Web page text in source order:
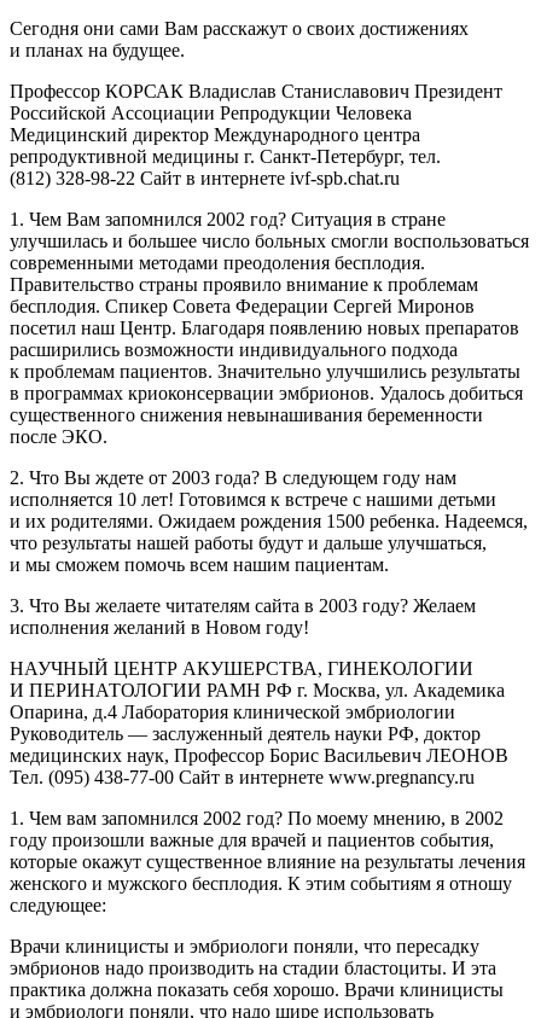
Сегодня они сами Вам расскажут о своих достижениях
и планах на будущее.
Профессор КОРСАК Владислав Станиславович Президент
Российской Ассоциации Репродукции Человека
Медицинский директор Международного центра
репродуктивной медицины г. Санкт-Петербург, тел.
(812) 328-98-22 Сайт в интернете ivf-spb.chat.ru
1. Чем Вам запомнился 2002 год? Ситуация в стране
улучшилась и большее число больных смогли воспользоваться
современными методами преодоления бесплодия.
Правительство страны проявило внимание к проблемам
бесплодия. Спикер Совета Федерации Сергей Миронов
посетил наш Центр. Благодаря появлению новых препаратов
расширились возможности индивидуального подхода
к проблемам пациентов. Значительно улучшились результаты
в программах криоконсервации эмбрионов. Удалось добиться
существенного снижения невынашивания беременности
после ЭКО.
2. Что Вы ждете от 2003 года? В следующем году нам
исполняется 10 лет! Готовимся к встрече с нашими детьми
и их родителями. Ожидаем рождения 1500 ребенка. Надеемся,
что результаты нашей работы будут и дальше улучшаться,
и мы сможем помочь всем нашим пациентам.
3. Что Вы желаете читателям сайта в 2003 году? Желаем
исполнения желаний в Новом году!
НАУЧНЫЙ ЦЕНТР АКУШЕРСТВА, ГИНЕКОЛОГИИ
И ПЕРИНАТОЛОГИИ РАМН РФ г. Москва, ул. Академика
Опарина, д.4 Лаборатория клинической эмбриологии
Руководитель — заслуженный деятель науки РФ, доктор
медицинских наук, Профессор Борис Васильевич ЛЕОНОВ
Тел. (095) 438-77-00 Сайт в интернете www.pregnancy.ru
1. Чем вам запомнился 2002 год? По моему мнению, в 2002
году произошли важные для врачей и пациентов события,
которые окажут существенное влияние на результаты лечения
женского и мужского бесплодия. К этим событиям я отношу
следующее:
Врачи клиницисты и эмбриологи поняли, что пересадку
эмбрионов надо производить на стадии бластоциты. И эта
практика должна показать себя хорошо. Врачи клиницисты
и эмбриологи поняли, что надо шире использовать